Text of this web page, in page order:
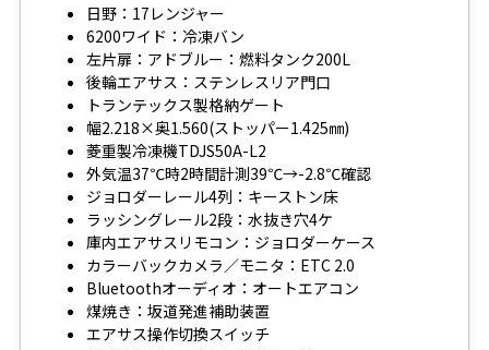
日野：17レンジャー
6200ワイド：冷凍バン
左片扉：アドブルー：燃料タンク200L
後輪エアサス：ステンレスリア門口
トランテックス製格納ゲート
幅2.218×奥1.560(ストッパー1.425㎜)
菱重製冷凍機TDJS50A-L2
外気温37℃時2時間計測39℃→-2.8℃確認
ジョロダーレール4列：キーストン床
ラッシングレール2段：水抜き穴4ケ
庫内エアサスリモコン：ジョロダーケース
カラーバックカメラ／モニタ：ETC 2.0
Bluetoothオーディオ：オートエアコン
煤焼き：坂道発進補助装置
エアサス操作切換スイッチ